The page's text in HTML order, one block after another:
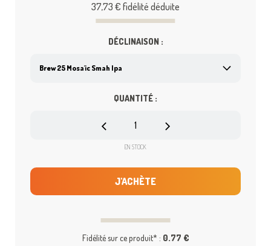
37,73 € fidélité déduite
DÉCLINAISON :
QUANTITÉ :
EN STOCK
J'ACHÈTE
Fidélité sur ce produit* : 0.77 €